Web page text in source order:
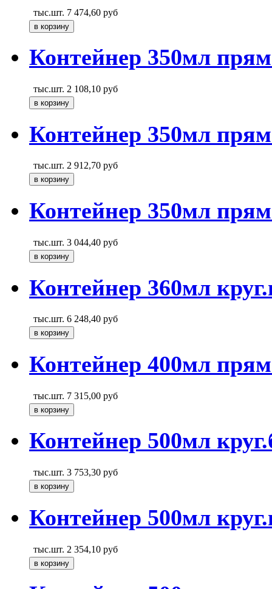
тыс.шт. 7 474,60 руб
Контейнер 350мл
тыс.шт. 2 108,10 руб
Контейнер 350мл
тыс.шт. 2 912,70 руб
Контейнер 350мл
тыс.шт. 3 044,40 руб
Контейнер 360мл
тыс.шт. 6 248,40 руб
Контейнер 400мл
тыс.шт. 7 315,00 руб
Контейнер 500мл
тыс.шт. 3 753,30 руб
Контейнер 500мл
тыс.шт. 2 354,10 руб